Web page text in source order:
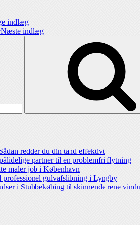
indlæg
Næste indlæg
redder du din tand effektivt
partner til en problemfri flytning
maler job i København
gulvafslibning i Lyngby
i Stubbekøbing til skinnende rene